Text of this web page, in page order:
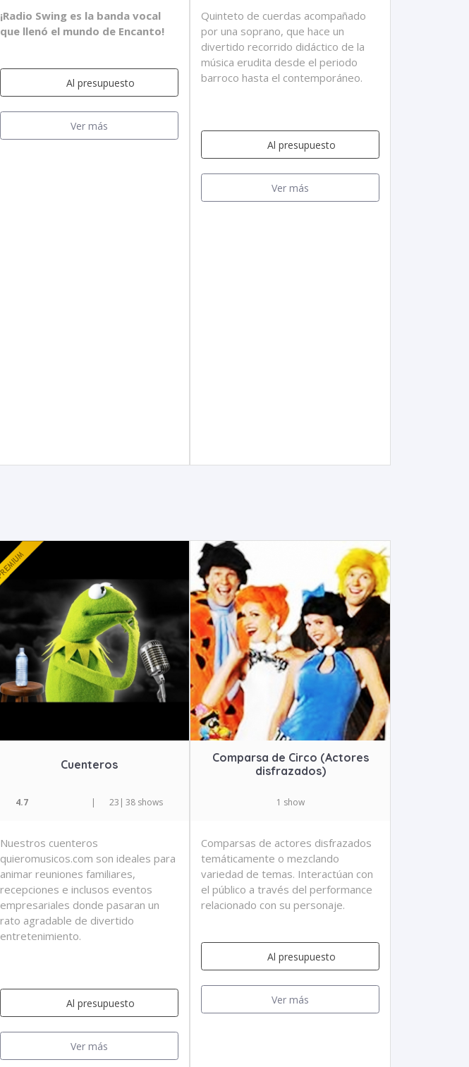
¡Radio Swing es la banda vocal
que llenó el mundo de Encanto!
Al presupuesto
Ver más
Quinteto de cuerdas acompañado
por una soprano, que hace un
divertido recorrido didáctico de la
música erudita desde el periodo
barroco hasta el contemporáneo.
Al presupuesto
Ver más
Cuenteros
4.7 | 23 | 38 shows
Nuestros cuenteros
quieromusicos.com son ideales para
animar reuniones familiares,
recepciones e inclusos eventos
empresariales donde pasaran un
rato agradable de divertido
entretenimiento.
Al presupuesto
Ver más
Comparsa de Circo (Actores
disfrazados)
1 show
Comparsas de actores disfrazados
temáticamente o mezclando
variedad de temas. Interactúan con
el público a través del performance
relacionado con su personaje.
Al presupuesto
Ver más